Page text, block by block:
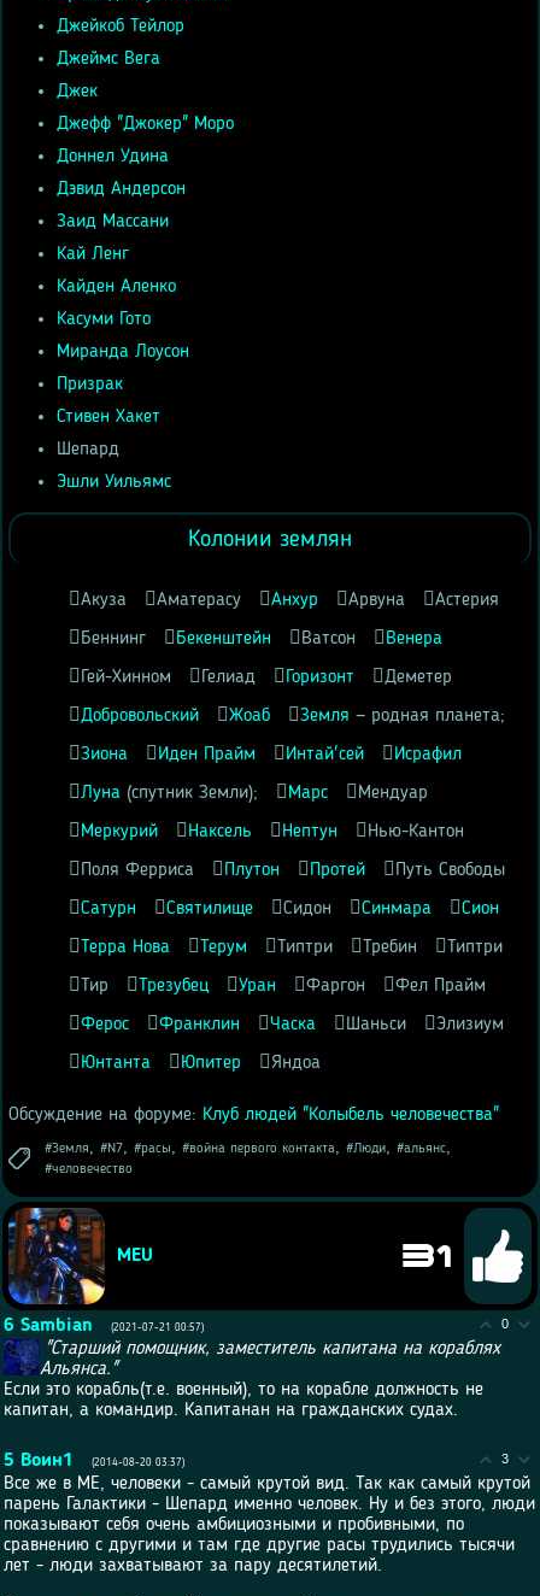
Джейкоб Тейлор
Джеймс Вега
Джек
Джефф "Джокер" Моро
Доннел Удина
Дэвид Андерсон
Заид Массани
Кай Ленг
Кайден Аленко
Касуми Гото
Миранда Лоусон
Призрак
Стивен Хакет
Шепард
Эшли Уильямс
Колонии землян
Акуза Аматерасу Анхур Арвуна
Астерия
Беннинг
Бекенштейн Ватсон
Венера
Гей-Хинном
Гелиад Горизонт
Деметер
Добровольский
Жоаб Земля — родная планета;
Зиона
Иден Прайм Интай'сей
Исрафил
Луна (спутник Земли); Марс
Мендуар
Меркурий
Наксель Нептун
Нью-Кантон
Поля Ферриса
Плутон Протей
Путь Свободы
Сатурн
Святилище Сидон Синмара
Сион
Терра Нова
Терум Типтри Требин
Типтри
Тир
Трезубец Уран Фаргон
Фел Прайм
Ферос
Франклин Часка Шаньси
Элизиум
Юнтанта
Юпитер Яндоа
Обсуждение на форуме: Клуб людей "Колыбель человечества"
Земля, N7, расы, война первого контакта, Люди, альянс,
человечество
MEU 31
0
6 Sambian (2021-07-21 00:57)
"Старший помощник, заместитель капитана на кораблях
Альянса."
Если это корабль(т.е. военный), то на корабле должность не
капитан, а командир. Капитанан на гражданских судах.
3
5 Воин1 (2014-08-20 03:37)
Все же в МЕ, человеки - самый крутой вид. Так как самый крутой
парень Галактики - Шепард именно человек. Ну и без этого, люди
показывают себя очень амбициозными и пробивными, по
сравнению с другими и там где другие расы трудились тысячи
лет - люди захватывают за пару десятилетий.